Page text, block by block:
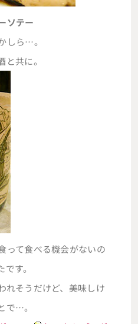
ソテー
しら…。
共に。
って食べる機会がないの
す。
れそうだけど、美味しけ
で…。